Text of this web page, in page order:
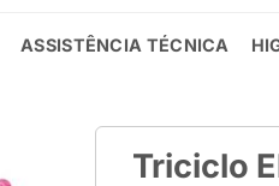
ASSISTÊNCIA TÉCNICA
Triciclo